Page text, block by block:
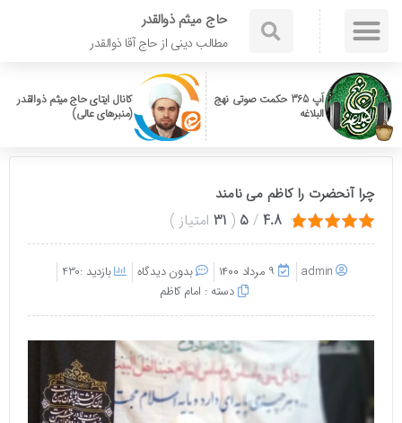
حاج میثم ذوالقدر
مطالب دینی از حاج آقا ذوالقدر
اَپ 365 حکمت صوتی نهج
البلاغه
کانال ایتای حاج میثم ذوالقدر
(منبرهای عالی)
چرا آنحضرت را کاظم می نامند
4.8
/
5
(
31 امتیاز)
admin ۹ مرداد ۱۴۰۰ بدون دیدگاه
بازدید :430
دسته :امام کاظم